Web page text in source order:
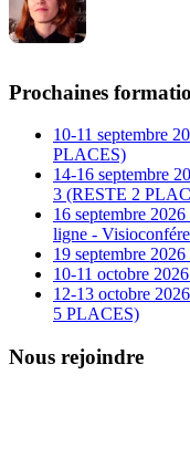
Prochaines
10-11 septembre
PLACES)
14-16 septembre
3 (RESTE 2
16 septembre
ligne -
19 septembre
10-11 octobre
12-13 octobre
5 PLACES)
Nous rejoindre